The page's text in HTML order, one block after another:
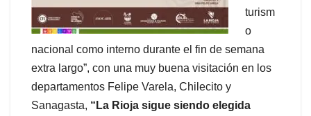
turism
o
nacional como interno durante el fin de semana
extra largo”, con una muy buena visitación en los
departamentos Felipe Varela, Chilecito y
Sanagasta, “La Rioja sigue siendo elegida